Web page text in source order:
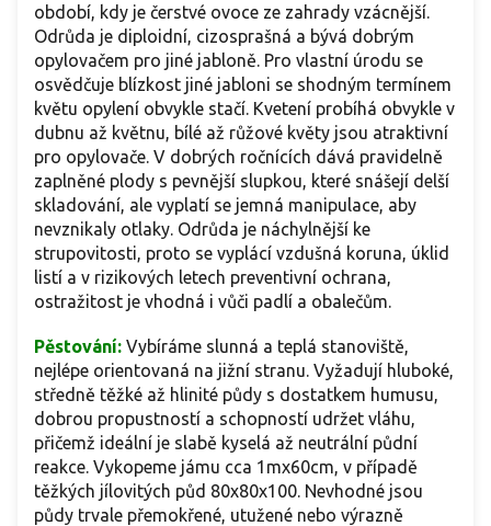
období, kdy je čerstvé ovoce ze zahrady vzácnější.
Odrůda je diploidní, cizosprašná a bývá dobrým
opylovačem pro jiné jabloně. Pro vlastní úrodu se
osvědčuje blízkost jiné jabloni se shodným termínem
květu opylení obvykle stačí. Kvetení probíhá obvykle v
dubnu až květnu, bílé až růžové květy jsou atraktivní
pro opylovače. V dobrých ročnících dává pravidelně
zaplněné plody s pevnější slupkou, které snášejí delší
skladování, ale vyplatí se jemná manipulace, aby
nevznikaly otlaky. Odrůda je náchylnější ke
strupovitosti, proto se vyplácí vzdušná koruna, úklid
listí a v rizikových letech preventivní ochrana,
ostražitost je vhodná i vůči padlí a obalečům.
Pěstování: Vybíráme slunná a teplá stanoviště,
nejlépe orientovaná na jižní stranu. Vyžadují hluboké,
středně těžké až hlinité půdy s dostatkem humusu,
dobrou propustností a schopností udržet vláhu,
přičemž ideální je slabě kyselá až neutrální půdní
reakce. Vykopeme jámu cca 1mx60cm, v případě
těžkých jílovitých půd 80x80x100. Nevhodné jsou
půdy trvale přemokřené, utužené nebo výrazně